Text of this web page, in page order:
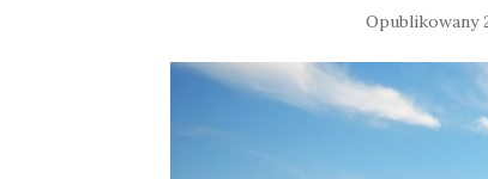
Opublikowany